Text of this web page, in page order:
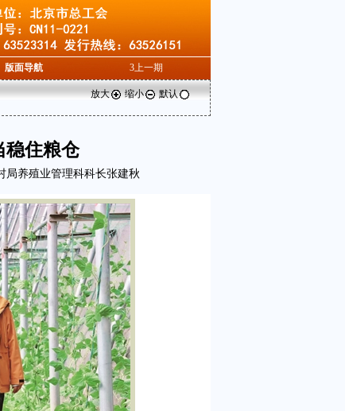
版面导航 3上一期
放大 缩小 默认
稳住粮仓
养殖业管理科科长张建秋